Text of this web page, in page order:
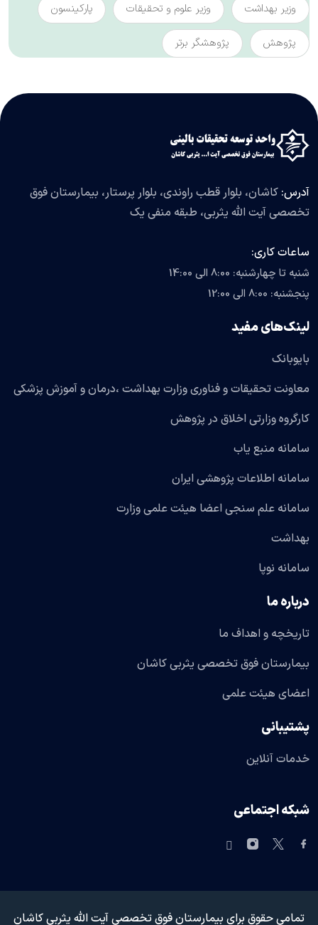
وزیر بهداشت وزیر علوم و تحقیقات پارکینسون
پژوهش پژوهشگر برتر
آدرس: کاشان، بلوار قطب راوندی، بلوار پرستار، بیمارستان فوق
تخصصی آیت الله یثربی، طبقه منفی یک
ساعات کاری:
شنبه تا چهارشنبه: 8:00 الی 14:00
پنجشنبه: 8:00 الی 12:00
لینک‌های مفید
بایوبانک
معاونت تحقیقات و فناوری وزارت بهداشت ،درمان و آموزش پزشکی
کارگروه وزارتی اخلاق در پژوهش
سامانه منبع یاب
سامانه اطلاعات پژوهشی ایران
سامانه علم سنجی اعضا هیئت علمی وزارت
بهداشت
سامانه نوپا
درباره ما
تاریخچه و اهداف ما
بیمارستان فوق تخصصی یثربی کاشان
اعضای هیئت علمی
پشتیبانی
خدمات آنلاین
شبکه اجتماعی
تمامی حقوق برای بیمارستان فوق تخصصی آیت الله یثربی کاشان